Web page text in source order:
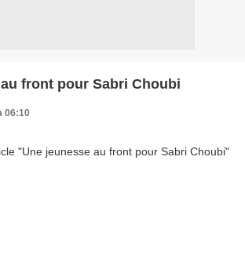
front pour Sabri Choubi
06:10